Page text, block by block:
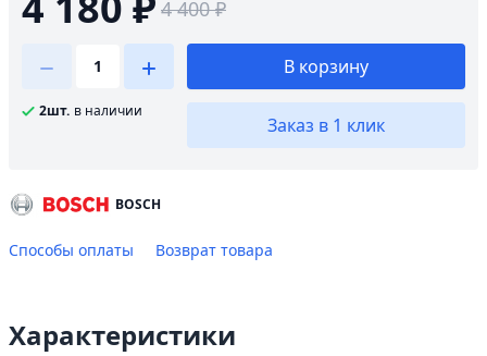
4 400 ₽
2шт. в наличии
В корзину
Заказ в 1 клик
BOSCH
Способы оплаты Возврат товара
Характеристики